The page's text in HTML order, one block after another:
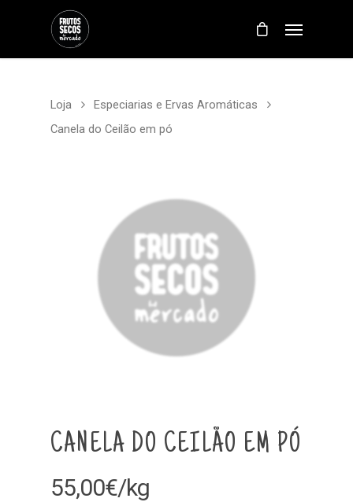
Loja
Especiarias e Ervas Aromáticas
Canela do Ceilão em pó
CANELA DO CEILÃO EM PÓ
55,00€/kg